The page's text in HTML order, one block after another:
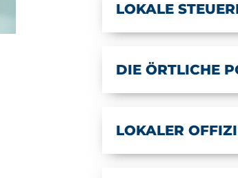
LOKALE
DIE ÖRTLICHE
LOKALER